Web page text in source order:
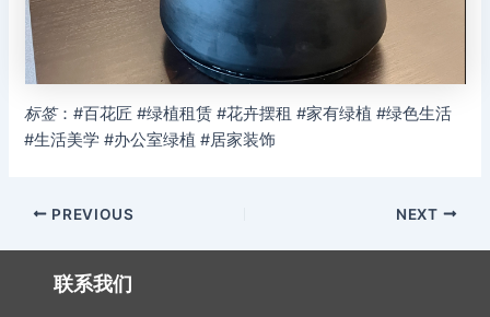
标签：#百花匠 #绿植租赁 #花卉摆租 #家有绿植 #绿色生活
#生活美学 #办公室绿植 #居家装饰
Post
PREVIOUS NEXT
联系我们